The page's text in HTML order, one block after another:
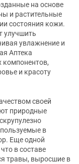
на основе
и растительные
состояния кожи.
улучшить
увлажнение и
Аптека
компонентов,
и красоту
своей
природные
в
Еще одной
в составе
травы, выросшие в